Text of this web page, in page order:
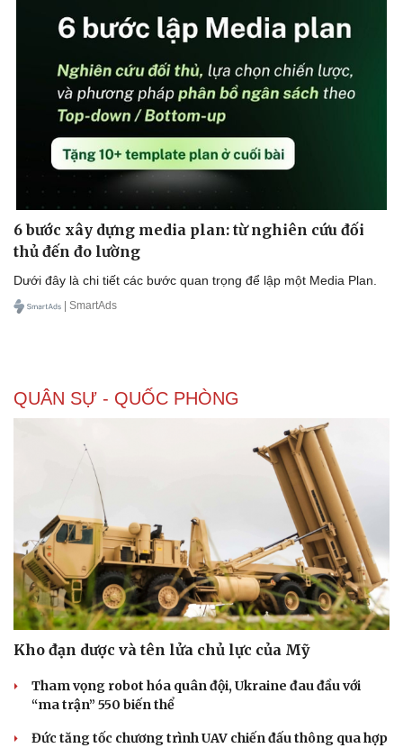
Pháp luật
Tin nóng
Quân sự - Quốc phòng
Việt Nam
6 bước xây dựng media plan: từ nghiên cứu đối
thủ đến đo lường
Dưới đây là chi tiết các bước quan trọng để lập một Media Plan.
| SmartAds
QUÂN SỰ - QUỐC PHÒNG
Kho đạn dược và tên lửa chủ lực của Mỹ
Tham vọng robot hóa quân đội, Ukraine đau đầu với
“ma trận” 550 biến thể
Đức tăng tốc chương trình UAV chiến đấu thông qua hợp